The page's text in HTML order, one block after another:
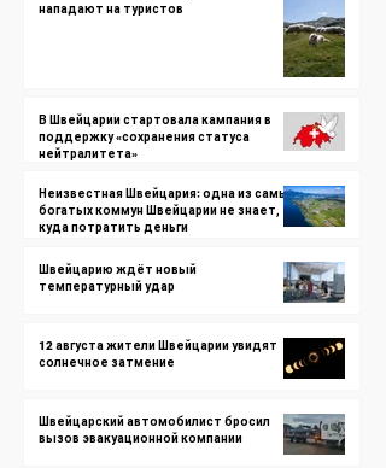
нападают на туристов
В Швейцарии стартовала кампания в
поддержку «сохранения статуса
нейтралитета»
Неизвестная Швейцария: одна из самых
богатых коммун Швейцарии не знает,
куда потратить деньги
Швейцарию ждёт новый
температурный удар
12 августа жители Швейцарии увидят
солнечное затмение
Швейцарский автомобилист бросил
вызов эвакуационной компании